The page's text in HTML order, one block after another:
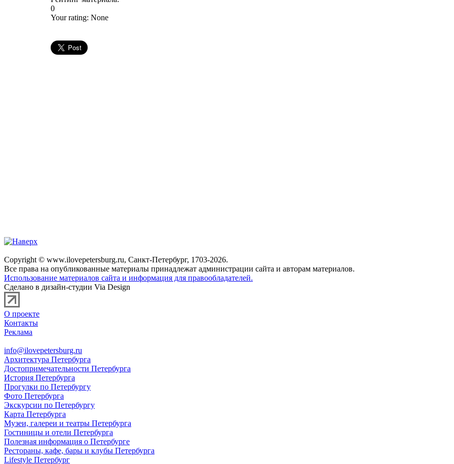
0
Your rating: None
Copyright © www.ilovepetersburg.ru, Санкт-Петербург, 1703-2026.
Все права на опубликованные материалы принадлежат администрации сайта и авторам материалов.
Использование материалов сайта и информация для правообладателей.
Сделано в дизайн-студии Via Design
О проекте
Контакты
Реклама
info@ilovepetersburg.ru
Архитектура Петербурга
Достопримечательности Петербурга
История Петербурга
Прогулки по Петербургу
Фото Петербурга
Экскурсии по Петербургу
Карта Петербурга
Музеи, галереи и театры Петербурга
Гостиницы и отели Петербурга
Полезная информация о Петербурге
Рестораны, кафе, бары и клубы Петербурга
Lifestyle Петербург